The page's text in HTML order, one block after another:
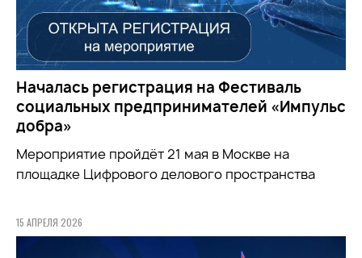
Началась регистрация на Фестиваль
социальных предпринимателей «Импульс
добра»
Мероприятие пройдёт 21 мая в Москве на
площадке Цифрового делового пространства
15 АПРЕЛЯ 2026